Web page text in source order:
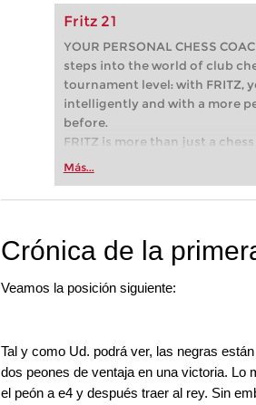
Fritz 21
YOUR PERSONAL CHESS
steps into the world of club
tournament level: with FRITZ,
intelligently and with a more
before.
FRITZ is more than just a
Whether you’re taking your
more efficiently, intelligently
Más...
Crónica de la
Veamos la posición siguiente:
Tal y como Ud. podrá ver, las negras
dos peones de ventaja en una victoria.
el peón a e4 y después traer al rey. Sin